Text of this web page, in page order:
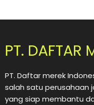
PT. DAFTAR
PT. Daftar merek
salah satu perusahaan
yang siap membantu